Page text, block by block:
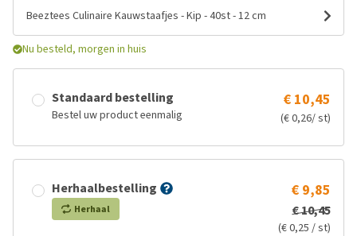
Beeztees Culinaire Kauwstaafjes - Kip - 40st - 12 cm
Nu besteld, morgen in huis
Standaard bestelling
Bestel uw product eenmalig
€ 10,45
(€ 0,26/ st)
Herhaalbestelling
Herhaal
€ 9,85
€ 10,45
(€ 0,25 / st)